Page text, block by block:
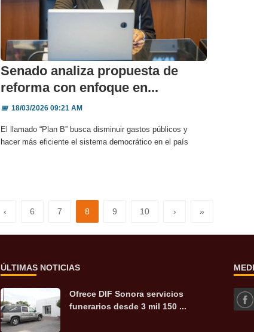
Senado analiza propuesta de
reforma con enfoque en...
📅18/03/2026 09:21 AM
El llamado “Plan B” busca disminuir gastos públicos y
hacer más eficiente el sistema democrático en el país
‹ 6 7 8 9 10 › »
ÚLTIMAS NOTICIAS
Ofrece DIF Sonora servicios
funerarios desde 3 mil 150 ...